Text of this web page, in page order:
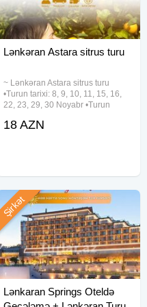
Lənkəran Astara sitrus turu
~ Lənkəran Astara sitrus turu
•Turun tarixi: 8, 9, 10, 11, 15, 16,
22, 23, 29, 30 Noyabr •Turun
Standart paket: 23 azn ✓Qiymətə
18 AZN
Lənkaran Springs Oteldə
Şirkət